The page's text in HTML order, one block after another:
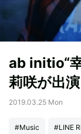
ab initio“
莉咲が出
2019.03.25 Mon
#Music #LINE